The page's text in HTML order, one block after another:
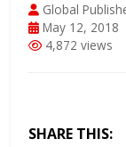
Global
May 12, 2018
4,872 views
SHARE THIS: